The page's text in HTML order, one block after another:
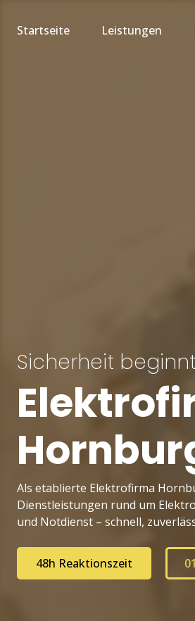
Startseite Leistungen
Sicherheit
Als etablierte Elektrofirma
Dienstleistungen rund um
und Notdienst – schnell,
48h Reaktionszeit